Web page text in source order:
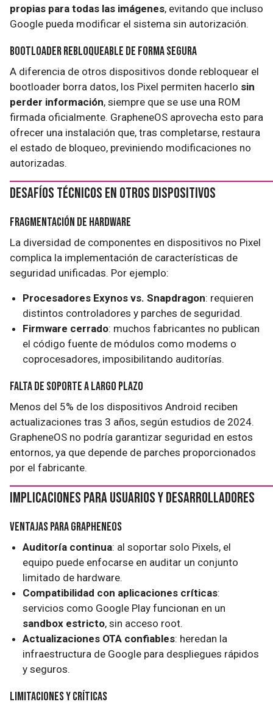
propias para todas las imágenes, evitando que incluso
Google pueda modificar el sistema sin autorización.
Bootloader Rebloqueable de Forma Segura
A diferencia de otros dispositivos donde rebloquear el
bootloader borra datos, los Pixel permiten hacerlo sin
perder información, siempre que se use una ROM
firmada oficialmente. GrapheneOS aprovecha esto para
ofrecer una instalación que, tras completarse, restaura
el estado de bloqueo, previniendo modificaciones no
autorizadas.
Desafíos Técnicos en Otros Dispositivos
Fragmentación de Hardware
La diversidad de componentes en dispositivos no Pixel
complica la implementación de características de
seguridad unificadas. Por ejemplo:
Procesadores Exynos vs. Snapdragon: requieren
distintos controladores y parches de seguridad.
Firmware cerrado: muchos fabricantes no publican
el código fuente de módulos como modems o
coprocesadores, imposibilitando auditorías.
Falta de Soporte a Largo Plazo
Menos del 5% de los dispositivos Android reciben
actualizaciones tras 3 años, según estudios de 2024.
GrapheneOS no podría garantizar seguridad en estos
entornos, ya que depende de parches proporcionados
por el fabricante.
Implicaciones para Usuarios y Desarrolladores
Ventajas para GrapheneOS
Auditoría continua: al soportar solo Pixels, el
equipo puede enfocarse en auditar un conjunto
limitado de hardware.
Compatibilidad con aplicaciones críticas:
servicios como Google Play funcionan en un
sandbox estricto, sin acceso root.
Actualizaciones OTA confiables: heredan la
infraestructura de Google para despliegues rápidos
y seguros.
Limitaciones y Críticas